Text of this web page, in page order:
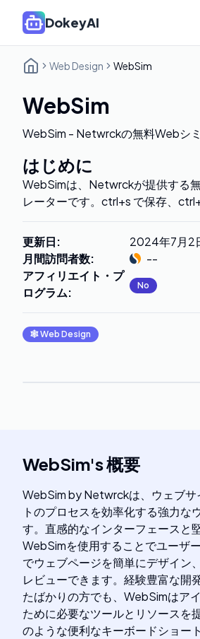
DokeyAI
Web Design WebSim
WebSim
WebSim - Netwrckの無料Webシ
はじめに
WebSimは、Netwrckが提供する
レーターです。ctrl+s で保存、
更新日:
2024年7月2
月間訪問者数:
--
アフィリエイト・プ
ログラム: No
🕸Web Design
WebSim's概要
WebSim by Netwrckは、ウェブサ
トのプロセスを効率化する強力な
す。直感的なインターフェースと
WebSimを使用することでユーザ
でウェブページを簡単にデザイン
レビューできます。経験豊富な開
たばかりの方でも、WebSimはア
ために必要なツールとリソースを
のような便利なキーボードショー